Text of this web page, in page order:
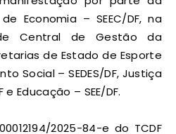
Economia – SEEC/DF, na
Central de Gestão da
de Estado de Esporte
Social – SEDES/DF, Justiça
Educação – SEE/DF.
2025-84-e do TCDF